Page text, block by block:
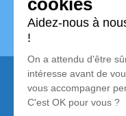
Pour affiner votre
Pour toute
Nos
Avis de décès